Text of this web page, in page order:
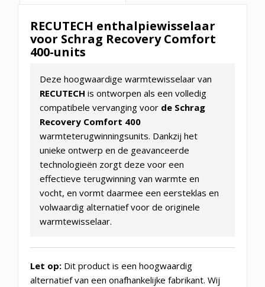
RECUTECH enthalpiewisselaar
voor Schrag Recovery Comfort
400-units
Deze hoogwaardige warmtewisselaar van
RECUTECH is ontworpen als een volledig
compatibele vervanging voor de Schrag
Recovery Comfort 400
warmteterugwinningsunits. Dankzij het
unieke ontwerp en de geavanceerde
technologieën zorgt deze voor een
effectieve terugwinning van warmte en
vocht, en vormt daarmee een eersteklas en
volwaardig alternatief voor de originele
warmtewisselaar.
Let op: Dit product is een hoogwaardig
alternatief van een onafhankelijke fabrikant. Wij